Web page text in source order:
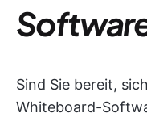
Sind Sie bereit,
Whiteboard-